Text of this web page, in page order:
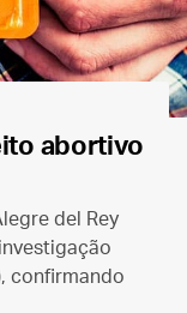
abortivo
del Rey
confirmando